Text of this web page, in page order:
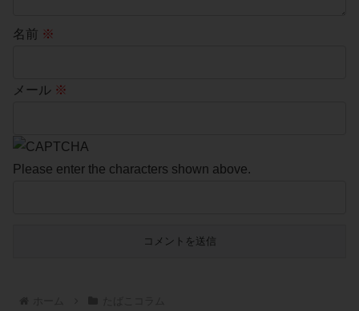
名前 ※
メール ※
Please enter the characters shown above.